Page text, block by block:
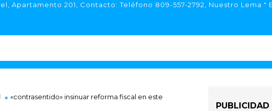
Apartamento 201, Contacto: Teléfono 809-557-2792, Nuestro Lema "
«contrasentido» insinuar reforma fiscal en este
PUBLICIDAD